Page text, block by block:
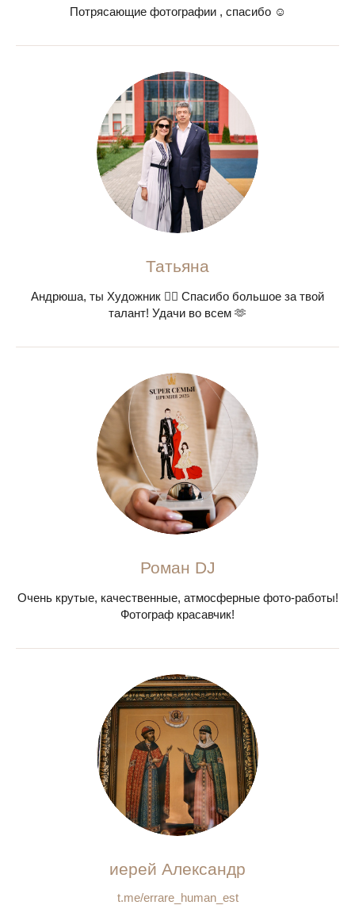
Потрясающие фотографии , спасибо ☺️
Татьяна
Андрюша, ты Художник ❤️‍🔥 Спасибо большое за твой
талант! Удачи во всем 🫶
Роман DJ
Очень крутые, качественные, атмосферные фото-работы!
Фотограф красавчик!
иерей Александр
t.me/errare_human_est